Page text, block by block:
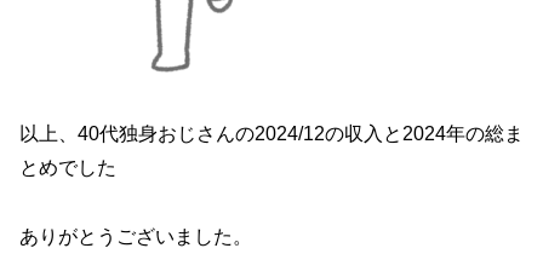
以上、40代独身おじさんの2024/12の収入と2024年の総ま
とめでした
ありがとうございました。